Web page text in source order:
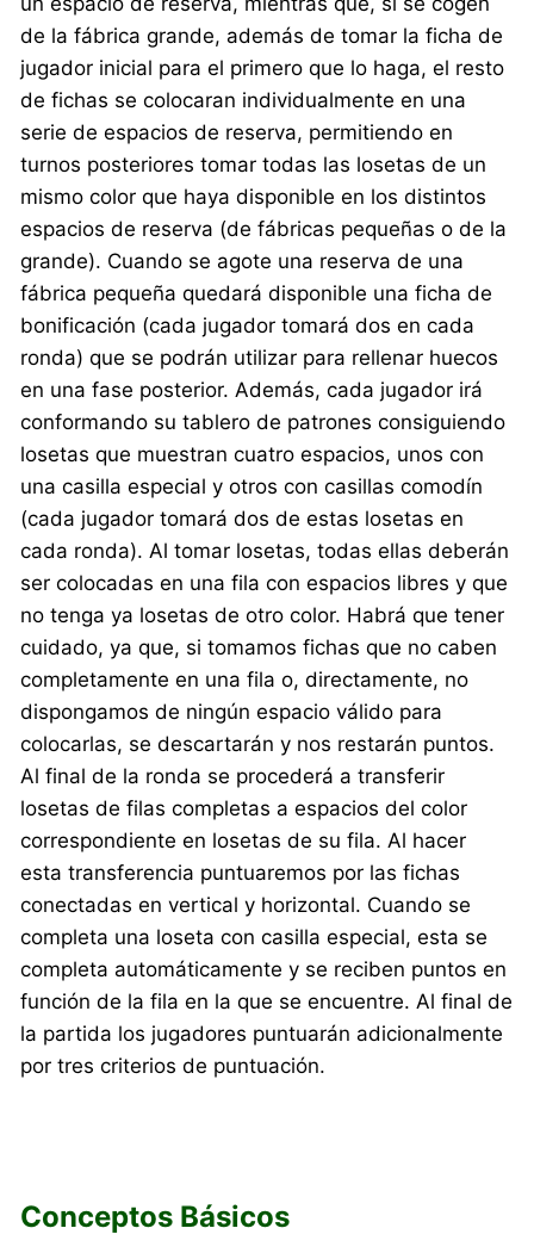
de la fábrica grande, además de tomar la ficha de
jugador inicial para el primero que lo haga, el resto
de fichas se colocaran individualmente en una
serie de espacios de reserva, permitiendo en
turnos posteriores tomar todas las losetas de un
mismo color que haya disponible en los distintos
espacios de reserva (de fábricas pequeñas o de la
grande). Cuando se agote una reserva de una
fábrica pequeña quedará disponible una ficha de
bonificación (cada jugador tomará dos en cada
ronda) que se podrán utilizar para rellenar huecos
en una fase posterior. Además, cada jugador irá
conformando su tablero de patrones consiguiendo
losetas que muestran cuatro espacios, unos con
una casilla especial y otros con casillas comodín
(cada jugador tomará dos de estas losetas en
cada ronda). Al tomar losetas, todas ellas deberán
ser colocadas en una fila con espacios libres y que
no tenga ya losetas de otro color. Habrá que tener
cuidado, ya que, si tomamos fichas que no caben
completamente en una fila o, directamente, no
dispongamos de ningún espacio válido para
colocarlas, se descartarán y nos restarán puntos.
Al final de la ronda se procederá a transferir
losetas de filas completas a espacios del color
correspondiente en losetas de su fila. Al hacer
esta transferencia puntuaremos por las fichas
conectadas en vertical y horizontal. Cuando se
completa una loseta con casilla especial, esta se
completa automáticamente y se reciben puntos en
función de la fila en la que se encuentre. Al final de
la partida los jugadores puntuarán adicionalmente
por tres criterios de puntuación.
Conceptos Básicos